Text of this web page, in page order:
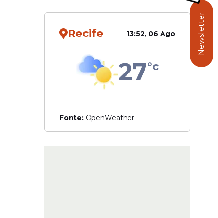
Recife 13:52, 06 Ago
27°c
Fonte: OpenWeather
Newsletter